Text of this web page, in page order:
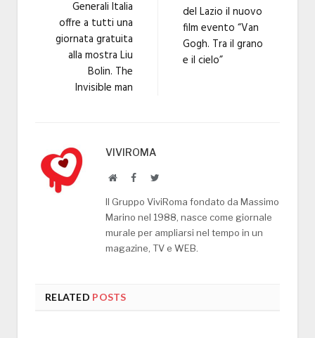
Generali Italia
offre a tutti una
giornata gratuita
alla mostra Liu
Bolin. The
Invisible man
del Lazio il nuovo
film evento “Van
Gogh. Tra il grano
e il cielo”
VIVIROMA
WebsiteFacebookTwitter
Il Gruppo ViviRoma fondato da Massimo
Marino nel 1988, nasce come giornale
murale per ampliarsi nel tempo in un
magazine, TV e WEB.
RELATED POSTS